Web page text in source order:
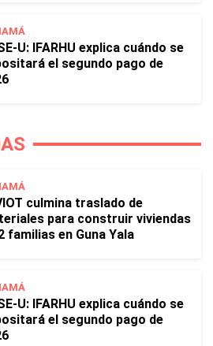
U: IFARHU explica cuándo se
el segundo pago de
culmina traslado de
para construir viviendas
familias en Guna Yala
U: IFARHU explica cuándo se
el segundo pago de